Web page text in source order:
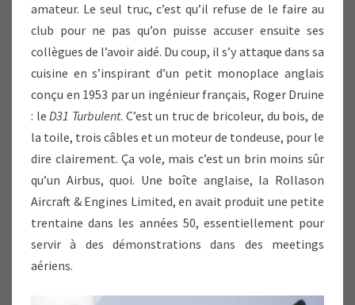
amateur. Le seul truc, c’est qu’il refuse de le faire au
club pour ne pas qu’on puisse accuser ensuite ses
collègues de l’avoir aidé. Du coup, il s’y attaque dans sa
cuisine en s’inspirant d’un petit monoplace anglais
conçu en 1953 par un ingénieur français, Roger Druine
: le D31 Turbulent. C’est un truc de bricoleur, du bois, de
la toile, trois câbles et un moteur de tondeuse, pour le
dire clairement. Ça vole, mais c’est un brin moins sûr
qu’un Airbus, quoi. Une boîte anglaise, la Rollason
Aircraft & Engines Limited, en avait produit une petite
trentaine dans les années 50, essentiellement pour
servir à des démonstrations dans des meetings
aériens.